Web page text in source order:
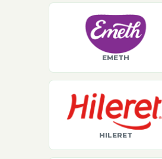
EMETH
HILERET